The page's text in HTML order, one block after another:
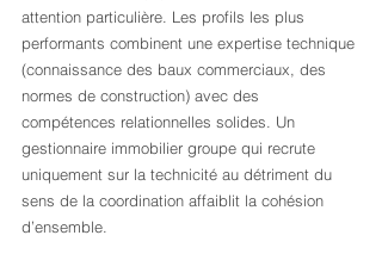
attention particulière. Les profils les plus
performants combinent une expertise technique
(connaissance des baux commerciaux, des
normes de construction) avec des
compétences relationnelles solides. Un
gestionnaire immobilier groupe qui recrute
uniquement sur la technicité au détriment du
sens de la coordination affaiblit la cohésion
d’ensemble.